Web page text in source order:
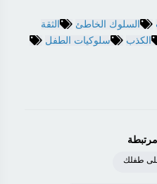
السلوك الخاطئ
الثقة
الكذب
سلوكيات الطفل
على طفلك